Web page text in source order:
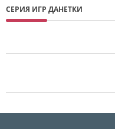
СЕРИЯ ИГР ДАНЕТКИ